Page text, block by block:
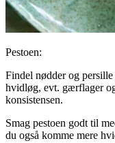
Pestoen:
Findel nødder og
hvidløg, evt. gærflager
konsistensen.
Smag pestoen godt til
du også komme mere